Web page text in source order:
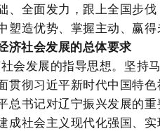
、全面发力，跟上全国步
塑造优势、掌握主动、赢
济社会发展的总体要求
社会发展的指导思想。坚
贯彻习近平新时代中国特
总书记对辽宁振兴发展的
成社会主义现代化强国、